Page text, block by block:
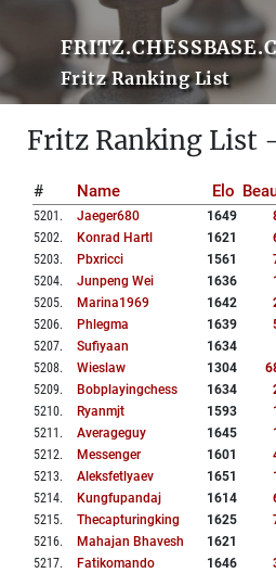
Fritz Ranking List
Fritz Ranking List -
# Name Elo
5201 . Jaeger680 1649
5202. Konrad Hartl 1621
5203. Pbxricci 1561
5204. Junpeng Wei 1636
5205. Marina1969 1642
5206. Phlegma 1639
5207. Sufiyaan 1634
5208. Wieslaw 1304
5209. Bobplayingchess 1634
5210. Ryanmjt 1593
5211 . Averageguy 1645
5212. Messenger 1601
5213. Aleksfetlyaev 1651
5214. Kungfupandaj 1614
5215. Thecapturingking 1625
5216. Mahajan Bhavesh 1621
5217. Fatikomando 1646